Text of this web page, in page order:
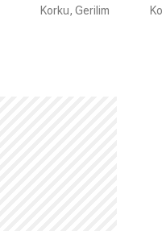
Korku, Gerilim